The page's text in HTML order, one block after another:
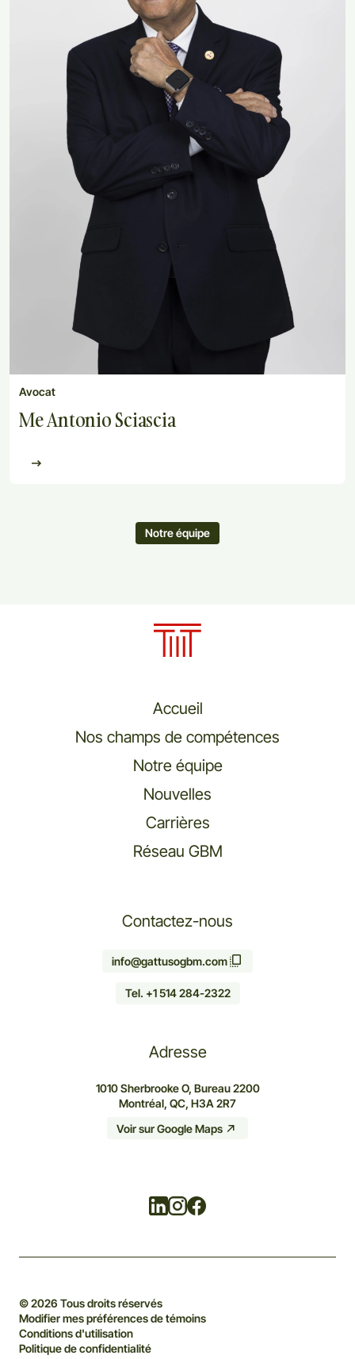
Avocat
Me Antonio Sciascia
Notre équipe
Accueil
Nos champs de compétences
Notre équipe
Nouvelles
Carrières
Réseau GBM
Contactez-nous
info@gattusogbm.com
Tel. +1 514 284-2322
Adresse
1010 Sherbrooke O, Bureau 2200
Montréal, QC, H3A 2R7
Voir sur Google Maps
LinkedinInstagram
© 2026 Tous droits réservés
Modifier mes préférences de témoins
Conditions d'utilisation
Politique de confidentialité